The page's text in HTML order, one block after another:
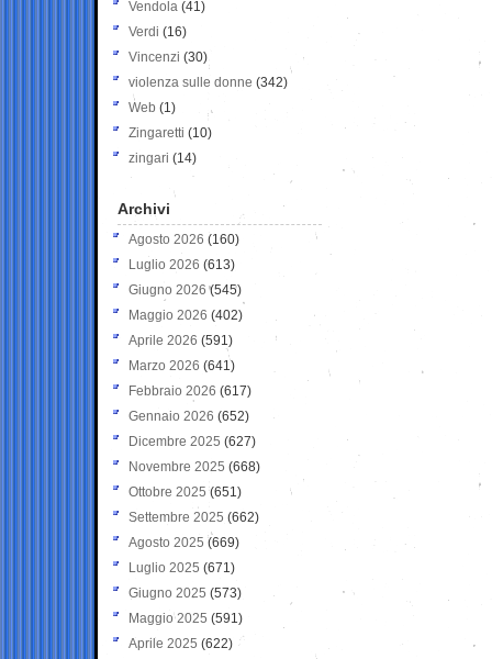
Vendola (41)
Verdi (16)
Vincenzi (30)
violenza sulle donne (342)
Web (1)
Zingaretti (10)
zingari (14)
Archivi
Agosto 2026 (160)
Luglio 2026 (613)
Giugno 2026 (545)
Maggio 2026 (402)
Aprile 2026 (591)
Marzo 2026 (641)
Febbraio 2026 (617)
Gennaio 2026 (652)
Dicembre 2025 (627)
Novembre 2025 (668)
Ottobre 2025 (651)
Settembre 2025 (662)
Agosto 2025 (669)
Luglio 2025 (671)
Giugno 2025 (573)
Maggio 2025 (591)
Aprile 2025 (622)